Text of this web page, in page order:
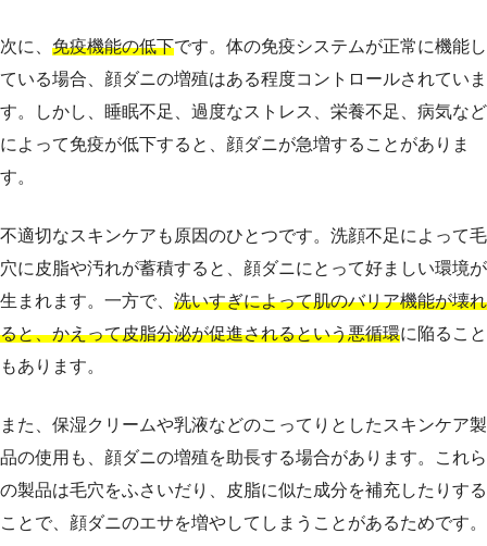
次に、 免疫機能の低下です。体の免疫システムが正常に機能し
ている場合、顔ダニの増殖はある程度コントロールされていま
す。しかし、睡眠不足、過度なストレス、栄養不足、病気など
によって免疫が低下すると、顔ダニが急増することがありま
す。
不適切なスキンケアも原因のひとつです。洗顔不足によって毛
穴に皮脂や汚れが蓄積すると、顔ダニにとって好ましい環境が
生まれます。一方で、 洗いすぎによって肌のバリア機能が壊れ
ると、かえって皮脂分泌が促進されるという悪循環に陥ること
もあります。
また、保湿クリームや乳液などのこってりとしたスキンケア製
品の使用も、顔ダニの増殖を助長する場合があります。これら
の製品は毛穴をふさいだり、皮脂に似た成分を補充したりする
ことで、顔ダニのエサを増やしてしまうことがあるためです。